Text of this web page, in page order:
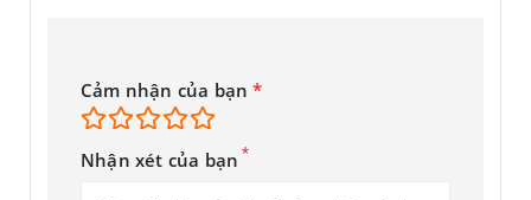
mới, vuông vắn hơn.
Cảm nhận của bạn*
Nhận xét của bạn *